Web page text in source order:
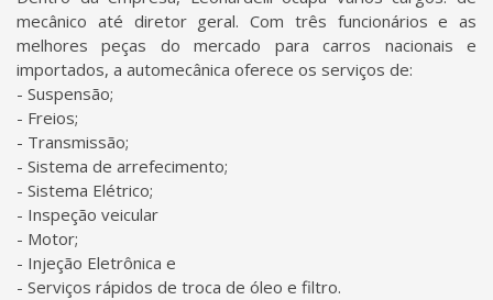
mecânico até diretor geral. Com três funcionários e as
melhores peças do mercado para carros nacionais e
importados, a automecânica oferece os serviços de:
- Suspensão;
- Freios;
- Transmissão;
- Sistema de arrefecimento;
- Sistema Elétrico;
- Inspeção veicular
- Motor;
- Injeção Eletrônica e
- Serviços rápidos de troca de óleo e filtro.